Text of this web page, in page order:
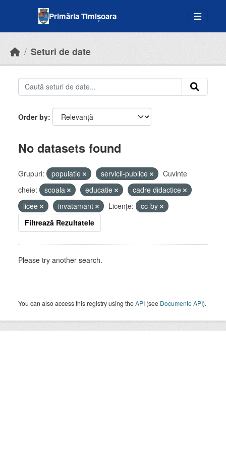
Primăria Timișoara
Seturi de date
Order by
No datasets found
Grupuri: populatie servicii-publice
Cuvinte
cheie:
scoala educatie
cadre didactice
licee
invatamant Licenţe:
cc-by
Filtrează Rezultatele
Please try another search.
You can also access this registry using theAPI (see Documente API).